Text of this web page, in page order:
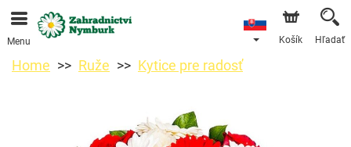
Objednávky prijímame prostredníctvom nášho e-shopu.
Najskorší možný termín doručenia je od 11.8.2026 z
Menu Košík Hľadať
Home Ruže Kytice pre radosť